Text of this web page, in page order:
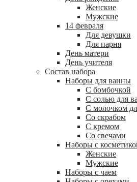
Женские
Мужские
14 февраля
Для девушки
Для парня
День матери
День учителя
Состав набора
Наборы для ванны
С бомбочкой
С солью для
С молочком
Со скрабом
С кремом
Со свечами
Наборы с
Женские
Мужские
Наборы с чаем